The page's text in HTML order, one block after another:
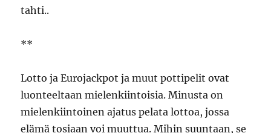
tahti..
**
Lotto ja Eurojackpot ja muut pottipelit ovat
luonteeltaan mielenkiintoisia. Minusta on
mielenkiintoinen ajatus pelata lottoa, jossa
elämä tosiaan voi muuttua. Mihin suuntaan, se